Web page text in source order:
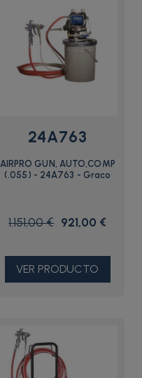
24A763
AIRPRO GUN, AUTO,COMP
(.055) - 24A763 - Graco
1.151,00 € 921,00 €
VER PRODUCTO